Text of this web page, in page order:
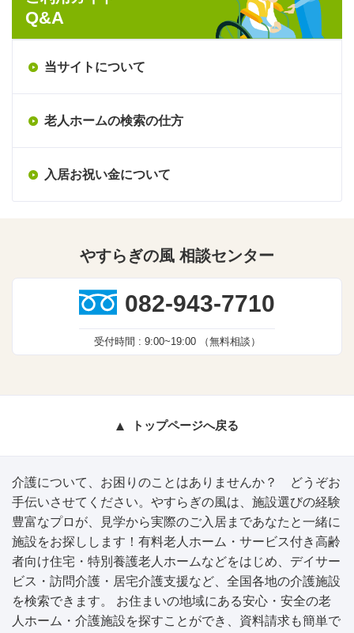
Q&A
当サイトについて
老人ホームの検索の仕方
入居お祝い金について
やすらぎの風 相談センター
082-943-7710
受付時間 : 9:00~19:00（無料相談）
トップページへ戻る
介護について、お困りのことはありませんか？ どうぞお
手伝いさせてください。やすらぎの風は、施設選びの経験
豊富なプロが、見学から実際のご入居まであなたと一緒に
施設をお探しします！有料老人ホーム・サービス付き高齢
者向け住宅・特別養護老人ホームなどをはじめ、デイサー
ビス・訪問介護・居宅介護支援など、全国各地の介護施設
を検索できます。 お住まいの地域にある安心・安全の老
人ホーム・介護施設を探すことができ、資料請求も簡単で